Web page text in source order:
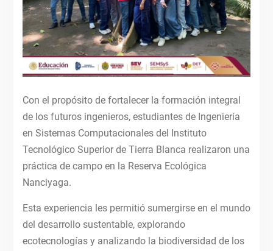
Con el propósito de fortalecer la formación integral
de los futuros ingenieros, estudiantes de Ingeniería
en Sistemas Computacionales del Instituto
Tecnológico Superior de Tierra Blanca realizaron una
práctica de campo en la Reserva Ecológica
Nanciyaga.
Esta experiencia les permitió sumergirse en el mundo
del desarrollo sustentable, explorando
ecotecnologías y analizando la biodiversidad de los